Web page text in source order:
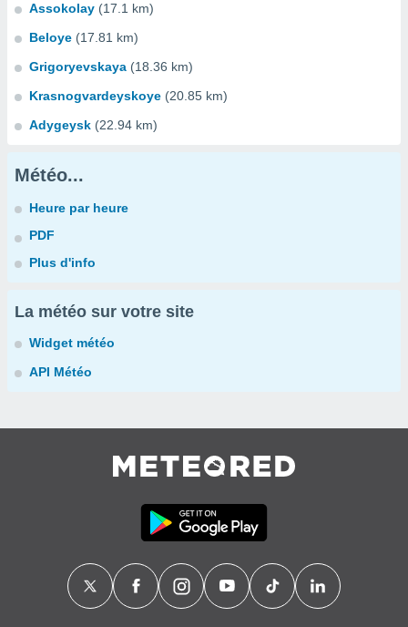
Assokolay (17.1 km)
Beloye (17.81 km)
Grigoryevskaya (18.36 km)
Krasnogvardeyskoye (20.85 km)
Adygeysk (22.94 km)
Météo...
Heure par heure
PDF
Plus d'info
La météo sur votre site
Widget météo
API Météo